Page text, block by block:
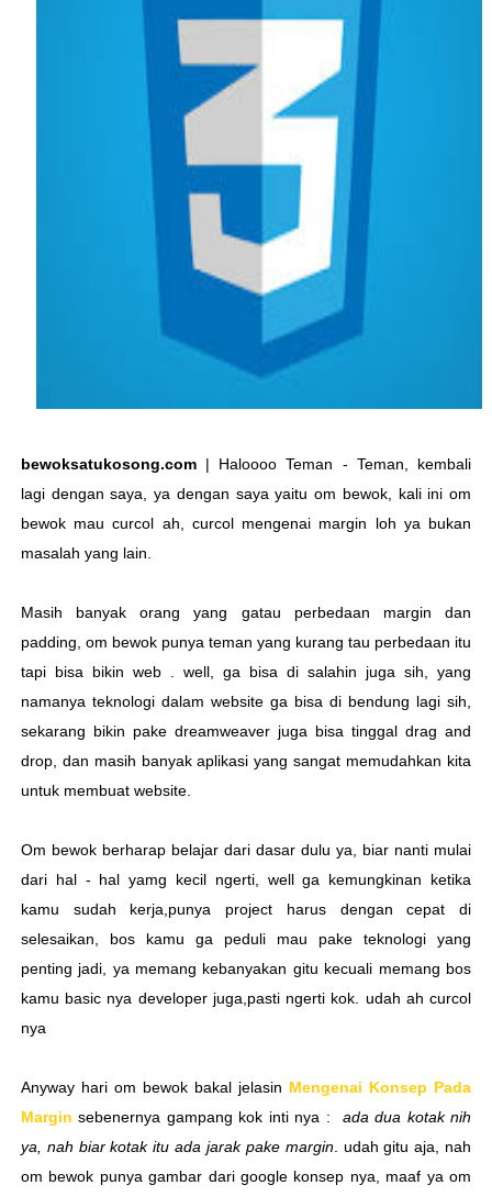
bewoksatukosong.com| Haloooo Teman - Teman, kembali
lagi dengan saya, ya dengan saya yaitu om bewok, kali ini om
bewok mau curcol ah, curcol mengenai margin loh ya bukan
masalah yang lain.
Masih banyak orang yang gatau perbedaan margin dan
padding, om bewok punya teman yang kurang tau perbedaan itu
tapi bisa bikin web . well, ga bisa di salahin juga sih, yang
namanya teknologi dalam website ga bisa di bendung lagi sih,
sekarang bikin pake dreamweaver juga bisa tinggal drag and
drop, dan masih banyak aplikasi yang sangat memudahkan kita
untuk membuat website.
Om bewok berharap belajar dari dasar dulu ya, biar nanti mulai
dari hal - hal yamg kecil ngerti, well ga kemungkinan ketika
kamu sudah kerja,punya project harus dengan cepat di
selesaikan, bos kamu ga peduli mau pake teknologi yang
penting jadi, ya memang kebanyakan gitu kecuali memang bos
kamu basic nya developer juga,pasti ngerti kok. udah ah curcol
nya
Anyway hari om bewok bakal jelasin Mengenai Konsep Pada
Margin sebenernya gampang kok inti nya : ada dua kotak nih
ya, nah biar kotak itu ada jarak pake margin. udah gitu aja, nah
om bewok punya gambar dari google konsep nya, maaf ya om